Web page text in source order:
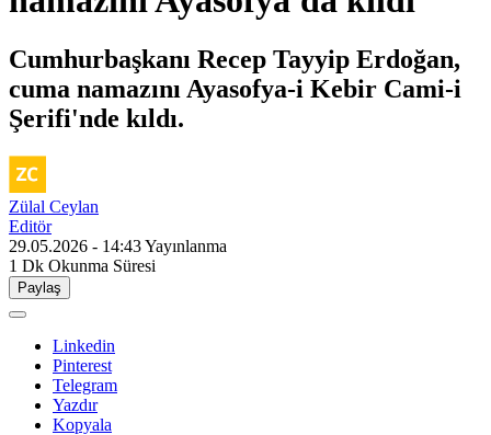
Cumhurbaşkanı Recep Tayyip Erdoğan,
cuma namazını Ayasofya-i Kebir Cami-i
Şerifi'nde kıldı.
Zülal Ceylan
Editör
29.05.2026 - 14:43Yayınlanma
1 Dk Okunma Süresi
Paylaş
Linkedin
Pinterest
Telegram
Yazdır
Kopyala